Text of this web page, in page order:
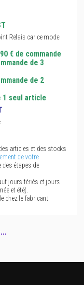
Relais car ce mode
€ de commande
de 3
de 2
1 seul article
articles et des stocks
de votre
des étapes de
jours fériés et jours
et été).
chez le fabricant